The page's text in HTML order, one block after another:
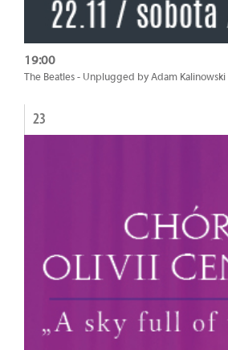
19:00
The Beatles - Unplugged by Adam Kalinowski
23